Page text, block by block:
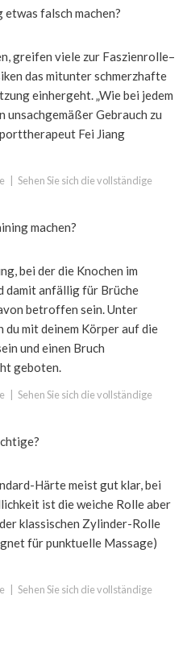
etwas falsch machen?
greifen viele zur Faszienrolle–
das mitunter schmerzhafte
einhergeht. „Wie bei jedem
Gebrauch zu
Fei Jiang
Sehen Sie sich die vollständige
machen?
bei der die Knochen im
damit anfällig für Brüche
betroffen sein. Unter
du mit deinem Körper auf die
und einen Bruch
geboten.
Sehen Sie sich die vollständige
Härte meist gut klar, bei
ist die weiche Rolle aber
klassischen Zylinder-Rolle
für punktuelle Massage)
Sehen Sie sich die vollständige